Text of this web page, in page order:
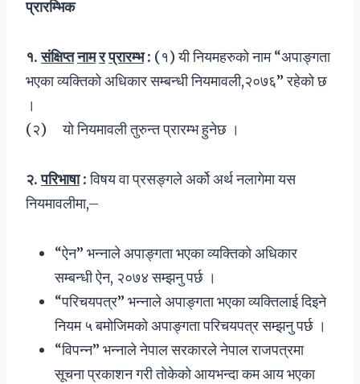
प्रारम्भिक
१.संक्षिप्तनामरप्रारम्भ : (१) यी नियमहरुको नाम “अपाङ्गता
भएका व्यक्तिको अधिकार सम्बन्धी नियमावली,२०७६” रहेको छ
।
(२) यो नियमावली तुरुन्त प्रारम्भ हुनेछ ।
२.परिभाषा :विषय वा प्रसङ्गले अर्को अर्थ नलागेमा यस
नियमावलीमा,–
“ऐन” भन्नाले अपाङ्गता भएका व्यक्तिको अधिकार
सम्बन्धी ऐन, २०७४ सम्झनु पर्छ ।
“परिचयपत्र” भन्नाले अपाङ्गता भएका व्यक्तिलाई दिइने
नियम ५ बमोजिमको अपाङ्गता परिचयपत्र सम्झनु पर्छ ।
“विपन्न” भन्नाले नेपाल सरकारले नेपाल राजपत्रमा
सूचना प्रकाशन गरी तोकेको आयभन्दा कम आय भएका